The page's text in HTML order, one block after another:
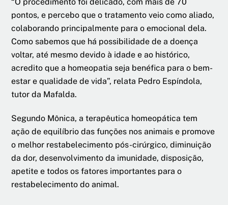
pontos, e percebo que o tratamento veio como aliado,
colaborando principalmente para o emocional dela.
Como sabemos que há possibilidade de a doença
voltar, até mesmo devido à idade e ao histórico,
acredito que a homeopatia seja benéfica para o bem-
estar e qualidade de vida”, relata Pedro Espíndola,
tutor da Mafalda.
Segundo Mônica, a terapêutica homeopática tem
ação de equilíbrio das funções nos animais e promove
o melhor restabelecimento pós-cirúrgico, diminuição
da dor, desenvolvimento da imunidade, disposição,
apetite e todos os fatores importantes para o
restabelecimento do animal.